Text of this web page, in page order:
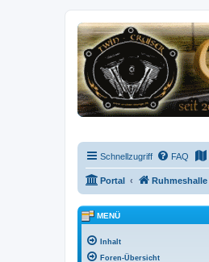
Schnellzugriff FAQ
Portal Ruhmeshalle
MENÜ
Inhalt
Foren-Übersicht